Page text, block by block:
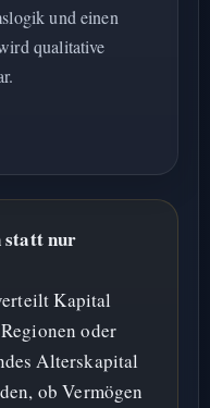
und einen
qualitative
nur
Kapital
oder
Alterskapital
ob Vermögen